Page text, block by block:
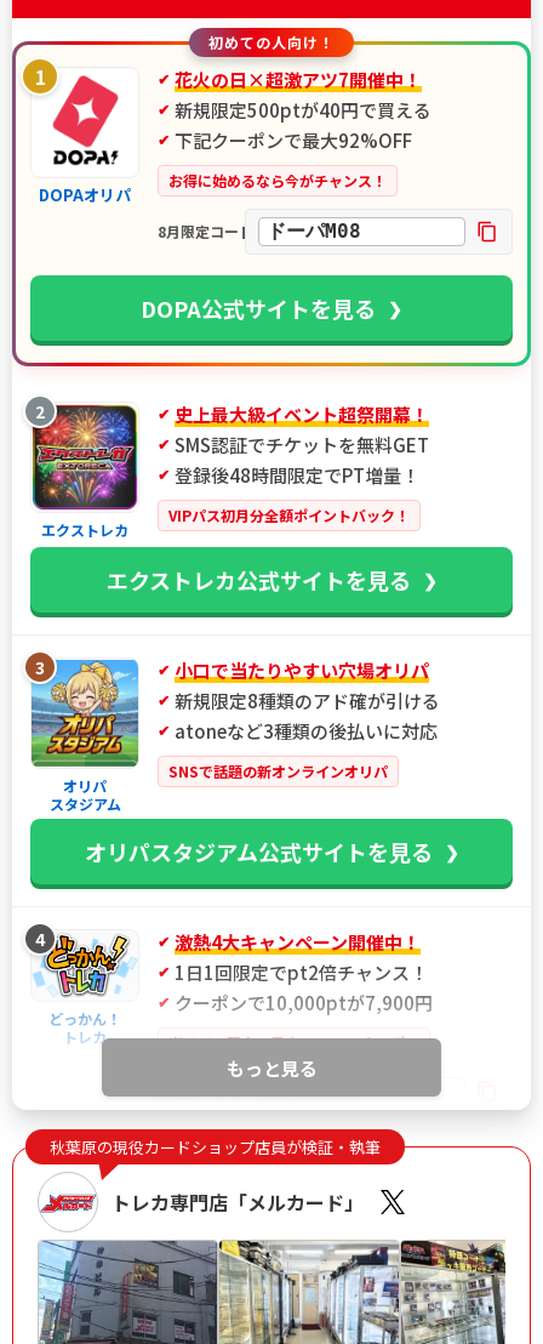
初めての人向け！
1
DOPAオリパ
花火の日×超激アツ7開催中！
新規限定500ptが40円で買える
下記クーポンで最大92%OFF
お得に始めるなら今がチャンス！
8月限定コード ドーパM08
DOPA公式サイトを見る
2
エクストレカ
史上最大級イベント超祭開幕！
SMS認証でチケットを無料GET
登録後48時間限定でPT増量！
VIPパス初月分全額ポイントバック！
エクストレカ公式サイトを見る
3
オリパ
スタジアム
小口で当たりやすい穴場オリパ
新規限定8種類のアド確が引ける
atoneなど3種類の後払いに対応
SNSで話題の新オンラインオリパ
オリパスタジアム公式サイトを見る
4
どっかん！
トレカ
激熱4大キャンペーン開催中！
1日1回限定でpt2倍チャンス！
クーポンで10,000ptが7,900円
当サイト限定！最大21%OFFクーポン
IYGANSSF
どっかん！トレカ公式サイトを見る
おりパンダ
新規限定アド確ガチャが6種類！
新規アド確で4,554coin以上獲得
ログボで無料ガチャが引ける
もっと見る
秋葉原の現役カードショップ店員が検証・執筆
トレカ専門店「メルカード」